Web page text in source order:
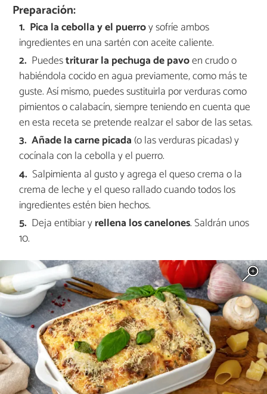
Preparación:
Pica la cebolla y el puerroy sofríe ambos
ingredientes en una sartén con aceite caliente.
Puedestriturar la pechuga de pavoen crudo o
habiéndola cocido en agua previamente, como más te
guste. Así mismo, puedes sustituirla por verduras como
pimientos o calabacín, siempre teniendo en cuenta que
en esta receta se pretende realzar el sabor de las setas.
Añade la carne picada (o las verduras picadas) y
cocínala con la cebolla y el puerro.
Salpimienta al gusto y agrega el queso crema o la
crema de leche y el queso rallado cuando todos los
ingredientes estén bien hechos.
Deja entibiar yrellena los canelones. Saldrán unos
10.